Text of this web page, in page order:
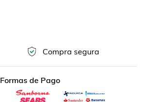
Compra segura
Formas de Pago